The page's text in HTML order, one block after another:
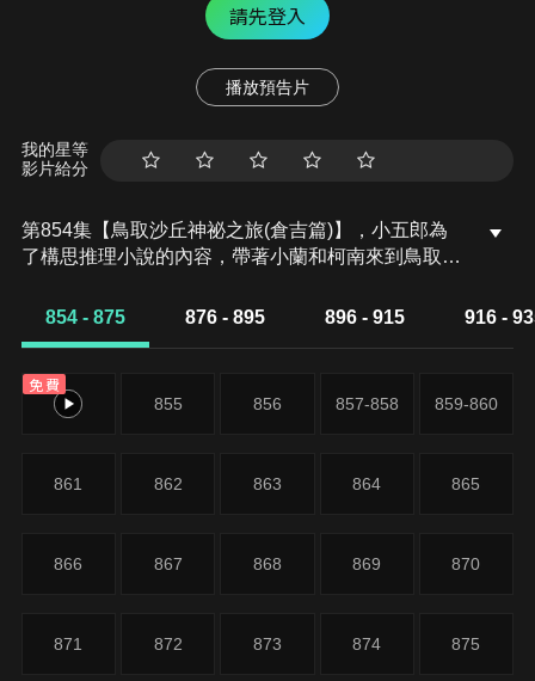
請先登入
播放預告片
我的星等
影片給分
第854集【鳥取沙丘神祕之旅(倉吉篇)】，小五郎為
了構思推理小說的內容，帶著小蘭和柯南來到鳥取。
之美術館。下午1點多，他們在那裡遇到一個名叫千
山根和岡本。小五郎還在警視廳時，曾和山根聯合辦
案。於是他們也跟山根一起走進據報有強盜入侵的當
854 - 875 876 - 895 896 - 915 916 -
免費
854 855 856 857-858 859-860
861 862 863 864 865
866 867 868 869 870
871 872 873 874 875